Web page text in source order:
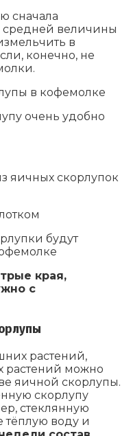
сначала
средней величины
в
конечно, не
очень удобно
яичных скорлупок
будут
края,
с
растений,
растений можно
яичной скорлупы.
скорлупу
стеклянную
тёплую воду и